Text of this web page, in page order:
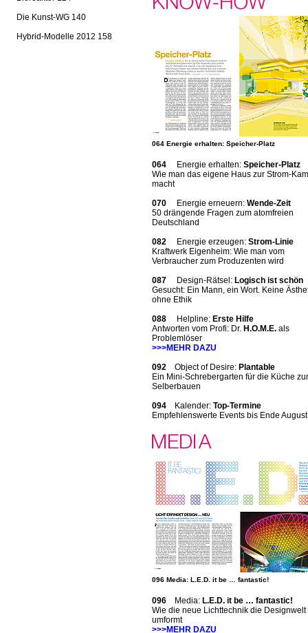
Die Kunst-WG 140
Hybrid-Modelle 2012 158
064 Energie erhalten: Speicher-Platz
064 Energie erhalten: Speicher-Platz
Wie man das eigene Haus zur Strom-
macht
070 Energie erneuern: Wende-Zeit
50 drängende Fragen zum atomfreien
Deutschland
082
Energie erzeugen: Strom-Linie
Kraftwerk Eigenheim: Wie man vom
Verbraucher zum Produzenten wird
087
Design-Rätsel: Logisch ist schön
Gesucht: Ein Mann, ein Wort. Keine
ohne Ethik
088
Helpline: Erste Hilfe
Antworten vom Profi: Dr. H.O.M.E. als
Problemlöser
>>>MEHR DAZU
092
Object of Desire: Plantable
Ein Mini-Schrebergarten für die Küche
Selberbauen
094
Kalender: Top-Termine
Empfehlenswerte Events bis Ende August
096 Media: L.E.D. it be … fantastic!
096 Media: L.E.D. it be … fantastic!
Wie die neue Lichttechnik die Designwelt
umformt
>>>MEHR DAZU